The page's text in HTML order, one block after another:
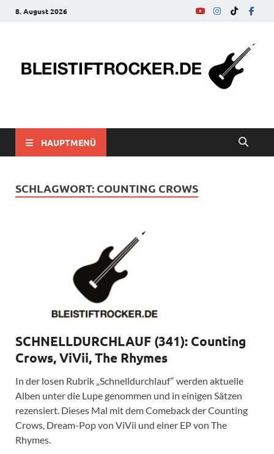
8. August 2026
bleistiftrocker.de
HAUPTMENÜ
SCHLAGWORT: COUNTING CROWS
SCHNELLDURCHLAUF (341): Counting
Crows, ViVii, The Rhymes
In der losen Rubrik „Schnelldurchlauf“ werden aktuelle
Alben unter die Lupe genommen und in einigen Sätzen
rezensiert. Dieses Mal mit dem Comeback der Counting
Crows, Dream-Pop von ViVii und einer EP von The
Rhymes.